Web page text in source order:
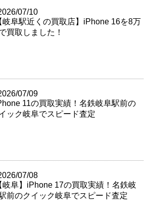
07/10
岐阜駅近くの買取店】iPhone 16を8万
買取しました！
07/09
11の買取実績！名鉄岐阜駅前の
ック岐阜でスピード査定
07/08
岐阜】iPhone 17の買取実績！名鉄岐
前のクイック岐阜でスピード査定